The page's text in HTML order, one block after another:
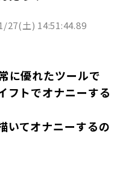
27(土) 14:51:44.89
に優れたツールで
フトでオナニーする
いてオナニーするの